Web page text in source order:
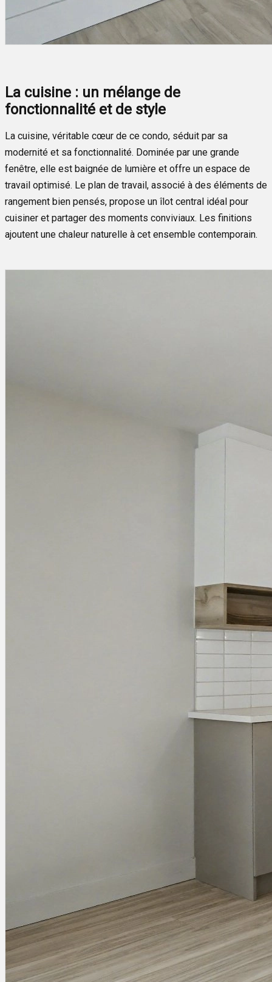
La cuisine : un mélange de
fonctionnalité et de style
La cuisine, véritable cœur de ce condo, séduit par sa
modernité et sa fonctionnalité. Dominée par une grande
fenêtre, elle est baignée de lumière et offre un espace de
travail optimisé. Le plan de travail, associé à des éléments de
rangement bien pensés, propose un îlot central idéal pour
cuisiner et partager des moments conviviaux. Les finitions
ajoutent une chaleur naturelle à cet ensemble contemporain.